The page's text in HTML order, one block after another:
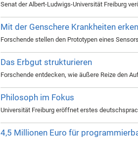
Senat der Albert-Ludwigs-Universität Freiburg
Mit der Genschere Krankheiten
Forschende stellen den Prototypen eines
Das Erbgut strukturieren
Forschende entdecken, wie äußere Reize den
Philosoph im Fokus
Universität Freiburg eröffnet erstes
4,5 Millionen Euro für